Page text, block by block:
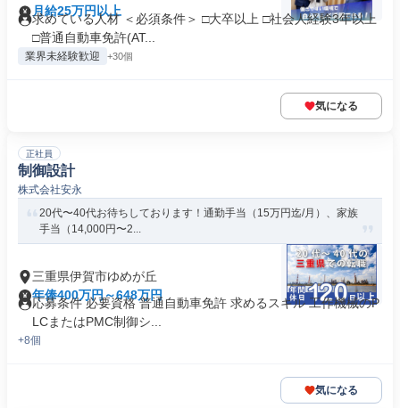
月給25万円以上
求めている人材 ＜必須条件＞ □大卒以上 □社会人経験3年以上
□普通自動車免許(AT...
業界未経験歓迎 +30個
気になる
正社員
制御設計
株式会社安永
20代〜40代お待ちしております！通勤手当（15万円迄/月）、家族
手当（14,000円〜2...
三重県伊賀市ゆめが丘
年俸400万円～648万円
応募条件 必要資格 普通自動車免許 求めるスキル 工作機械のP
LCまたはPMC制御シ...
+8個
気になる